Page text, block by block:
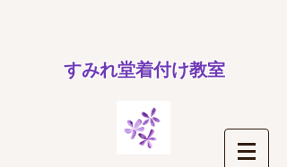
​すみれ堂着付け教室